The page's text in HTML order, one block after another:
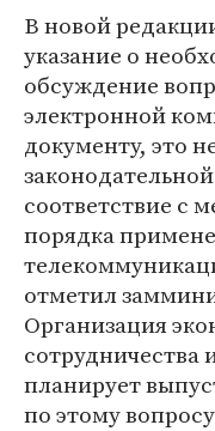
В новой
указание о
обсуждение
электронной
документу, это
соответствие с
порядка
отметил
Организация
сотрудничества
планирует
по этому